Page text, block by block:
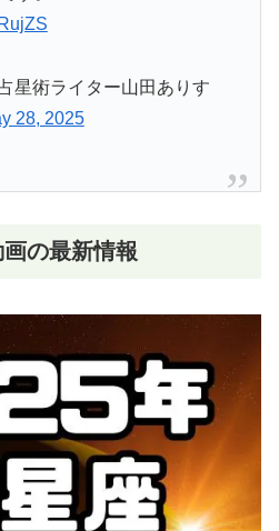
星術ライター山田ありす
28, 2025
の最新情報